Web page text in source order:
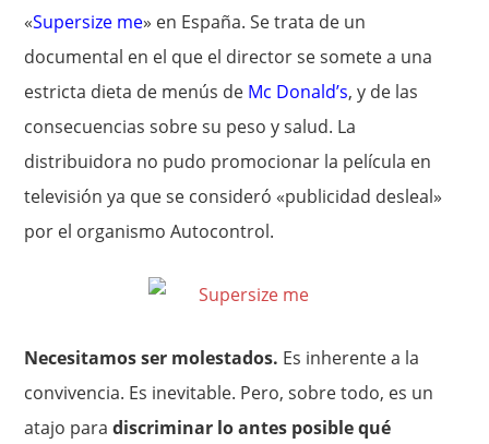
«Supersize me» en España. Se trata de un
documental en el que el director se somete a una
estricta dieta de menús de Mc Donald’s, y de las
consecuencias sobre su peso y salud. La
distribuidora no pudo promocionar la película en
televisión ya que se consideró «publicidad desleal»
por el organismo Autocontrol.
Necesitamos ser molestados. Es inherente a la
convivencia. Es inevitable. Pero, sobre todo, es un
atajo paradiscriminar lo antes posible qué